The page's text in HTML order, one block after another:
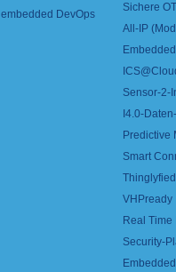
embedded DevOps
Sichere
All-IP
Sensor-2-
I4.0-
Predictive
Smart
VHPready
Real
Security-